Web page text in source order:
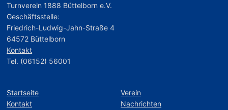
Turnverein 1888 Büttelborn e.V.
Geschäftsstelle:
Friedrich-Ludwig-Jahn-Straße 4
64572 Büttelborn
Kontakt
Tel. (06152) 56001
Startseite
Kontakt
Verein
Nachrichten